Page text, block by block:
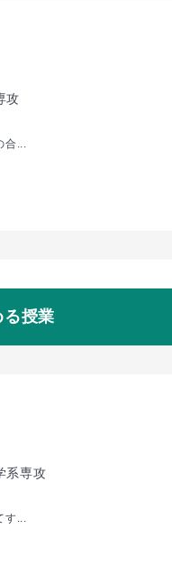
攻
合...
授業
系専攻
す...